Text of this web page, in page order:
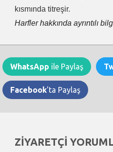
kısmında titreşir.
Harfler hakkında ayrıntılı
WhatsApp ile Paylaş
Facebook'ta Paylaş
ZİYARETÇİ